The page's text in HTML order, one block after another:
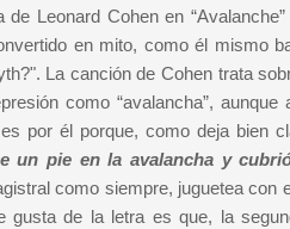
Leonard Cohen en
en mito, como él mismo
La canción de Cohen trata
como “avalancha”,
por él porque, como deja bien
un pie en la avalancha y
como siempre, juguetea con
de la letra es que, la